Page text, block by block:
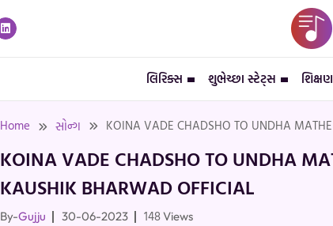
લિરિક્સ શુભેચ્છા સ્ટેટ્સ શિક્ષણ
Home સોન્ગ KOINA VADE CHADSHO TO UNDHA
KOINA VADE CHADSHO TO UNDHA
KAUSHIK BHARWAD OFFICIAL
By-Gujju 30-06-2023 148Views